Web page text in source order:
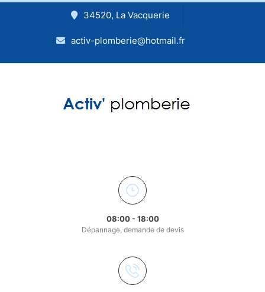
34520, La Vacquerie
activ-plomberie@hotmail.fr
08:00 - 18:00
Dépannage, demande de devis